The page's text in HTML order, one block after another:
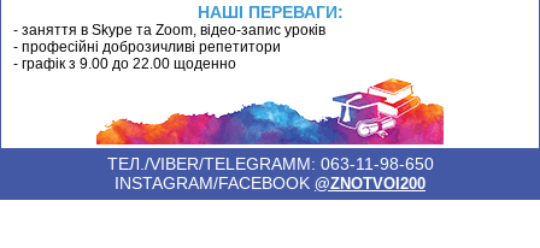
НАШІ ПЕРЕВАГИ:
- заняття в Skype та Zoom, відео-запис уроків
- професійні доброзичливі репетитори
- графік з 9.00 до 22.00 щоденно
ТЕЛ./VIBER/TELEGRAMM: 063-11-98-650
INSTAGRAM/FACEBOOK @ZNOTVOI200